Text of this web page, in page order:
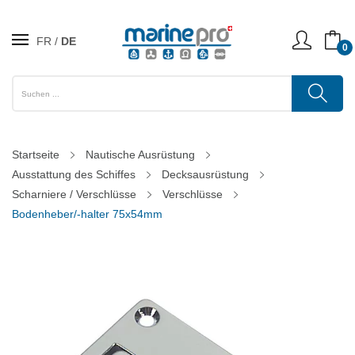
FR DE 0
Startseite
Nautische Ausrüstung
Ausstattung des Schiffes
Decksausrüstung
Scharniere / Verschlüsse
Verschlüsse
Bodenheber/-halter 75x54mm